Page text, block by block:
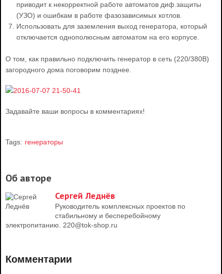
приводит к некорректной работе автоматов диф.защиты
(УЗО) и ошибкам в работе фазозависимых котлов.
Использовать для заземления выход генератора, который
отключается однополюсным автоматом на его корпусе.
О том, как правильно подключить генератор в сеть (220/380В)
загородного дома поговорим позднее.
Задавайте ваши вопросы в комментариях!
Tags: генераторы
Об авторе
Сергей Леднёв
Руководитель комплексных проектов по
стабильному и бесперебойному
электропитанию. 220@tok-shop.ru
Комментарии